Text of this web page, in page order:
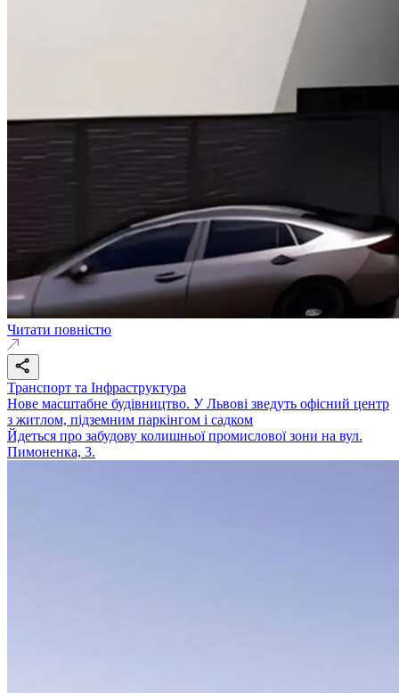
Читати повністю
Транспорт та Інфраструктура
Нове масштабне будівництво. У Львові зведуть офісний центр
з житлом, підземним паркінгом і садком
Йдеться про забудову колишньої промислової зони на вул.
Пимоненка, 3.